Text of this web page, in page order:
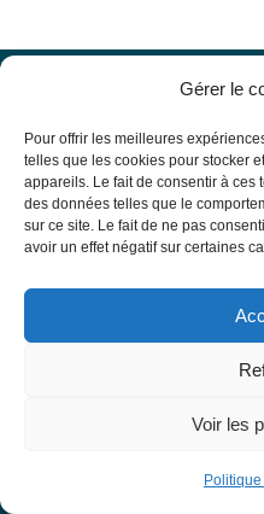
Gérer le
Pour offrir les meilleures
telles que les cookies pour stocker
appareils. Le fait de consentir à ces
des données telles que le
sur ce site. Le fait de ne pas
avoir un effet négatif sur certaines
Voir les
Actualités
Agenda
Missions du site
Mentions légales
Conditions générales
Base de données EBMT